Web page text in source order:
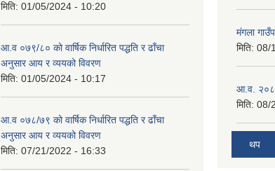
मिति: 01/05/2024 - 10:20
आ.व ०७९/८० को वार्षिक निर्धारित पद्धति र ढाँचा
अनुसार आय र व्ययको विवरण
मिति: 01/05/2024 - 10:17
आ.व ०७८/७९ को वार्षिक निर्धारित पद्धति र ढाँचा
अनुसार आय र व्ययको विवरण
मिति: 07/21/2022 - 16:33
मंगला
मिति: 08/
आ.व.
मिति: 08/
थप